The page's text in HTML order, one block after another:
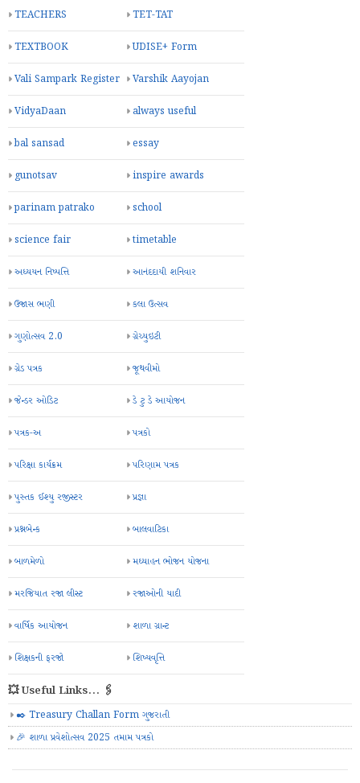
TEACHERS TET-TAT
TEXTBOOK UDISE+ Form
Vali Sampark Register Varshik Aayojan
VidyaDaan always useful
bal sansad essay
gunotsav inspire awards
parinam patrako school
science fair timetable
અધ્યયન નિષ્પત્તિ આનંદદાયી શનિવાર
ઉજાસ ભણી કલા ઉત્સવ
ગુણોત્સવ 2.0 ગ્રેચ્યુઇટી
ગ્રેડ પત્રક જૂથવીમો
જેન્ડર ઓડિટ ડે ટુ ડે આયોજન
પત્રક-અ પત્રકો
પરિક્ષા કાર્યક્રમ પરિણામ પત્રક
પુસ્તક ઈશ્યુ રજીસ્ટર પ્રજ્ઞા
પ્રશ્નબેન્ક બાલવાટિકા
બાળમેળો મઘ્યાહન ભોજન યોજના
મરજિયાત રજા લીસ્ટ રજાઓની યાદી
વાર્ષિક આયોજન શાળા ગ્રાન્ટ
શિક્ષકની ફરજો શિષ્યવૃત્તિ
💥 Useful Links... 🖇️
✒️ Treasury Challan Form ગુજરાતી
🎉 શાળા પ્રવેશોત્સવ 2025 તમામ પત્રકો